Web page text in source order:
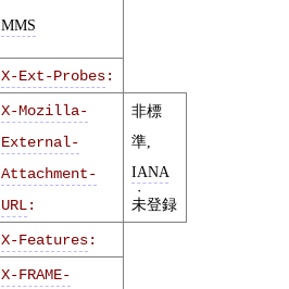
MMS
X-Ext-Probes:
X-Mozilla-
External-
Attachment-
URL:
非標
準,
IANA
未登録
X-Features:
X-FRAME-